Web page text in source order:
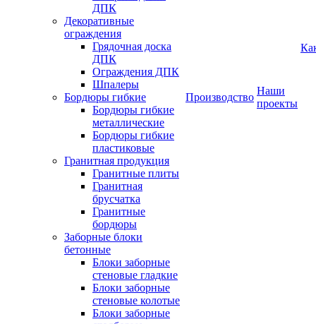
ДПК
Декоративные
ограждения
Грядочная доска
ДПК
Ограждения ДПК
Шпалеры
Бордюры гибкие
Бордюры гибкие
металлические
Бордюры гибкие
пластиковые
Гранитная продукция
Гранитные плиты
Гранитная
брусчатка
Гранитные
бордюры
Заборные блоки
бетонные
Блоки заборные
стеновые гладкие
Блоки заборные
стеновые колотые
Блоки заборные
Производство
Наши
проекты